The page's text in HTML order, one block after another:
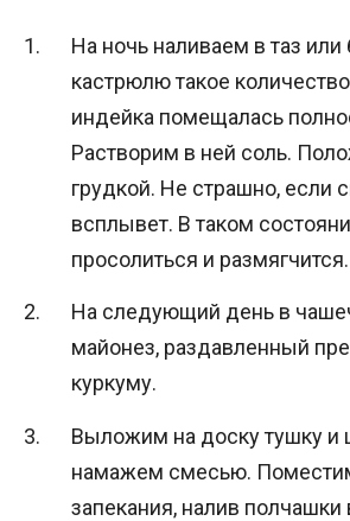
На ночь наливаем в таз
кастрюлю такое
индейка помещалась
Растворим в ней соль.
грудкой. Не страшно, если
всплывет. В таком
просолиться и размягчится.
На следующий день в
майонез, раздавленный
куркуму.
Выложим на доску тушку и
намажем смесью.
запекания, налив